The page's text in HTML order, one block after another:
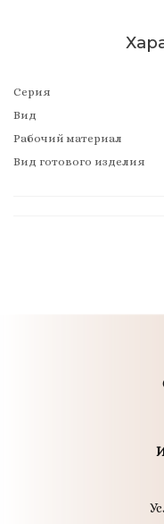
Серия
Вид
Рабочий материал
Вид готового изделия